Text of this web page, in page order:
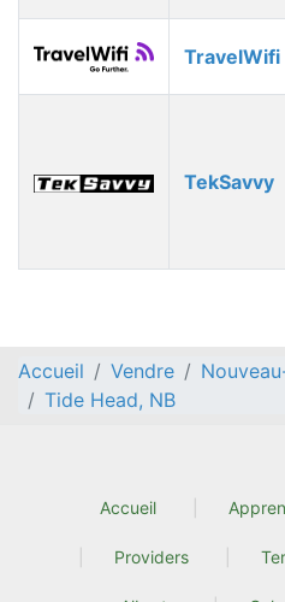
TravelWifi
TekSavvy
Accueil Vendre
Tide Head, NB
Accueil
Providers